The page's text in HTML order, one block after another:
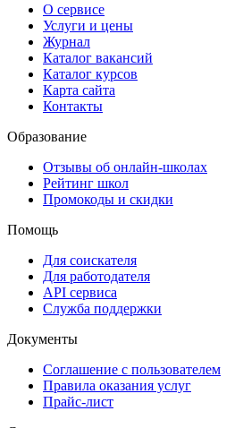
О сервисе
Услуги и цены
Журнал
Каталог вакансий
Каталог курсов
Карта сайта
Контакты
Образование
Отзывы об онлайн-школах
Рейтинг школ
Промокоды и скидки
Помощь
Для соискателя
Для работодателя
API сервиса
Служба поддержки
Документы
Соглашение с пользователем
Правила оказания услуг
Прайс-лист